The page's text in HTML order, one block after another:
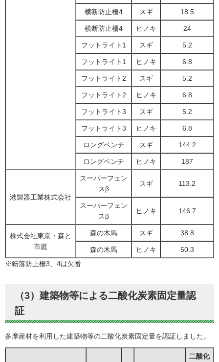
横断防止柵4 スギ 18.5
横断防止柵4 ヒノキ 24
フットライト1 スギ 5.2
フットライト1 ヒノキ 6.8
フットライト2 スギ 5.2
フットライト2 ヒノキ 6.8
フットライト3 スギ 5.2
フットライト3 ヒノキ 6.8
ロングベンチ スギ 144.2
ロングベンチ ヒノキ 187
港製器工業株式会社
スーパーフェン
スβ
スギ 113.2
スーパーフェン
スβ
ヒノキ 146.7
株式会社東京・森と
市庭
森の木馬 スギ 38.8
森の木馬 ヒノキ
50.3
※転落防止柵3、4は欠番
（3）建築物等による二酸化炭素固定量認
証
多摩産材を利用した建築物等の二酸化炭素固定量を認証しました。
二酸化